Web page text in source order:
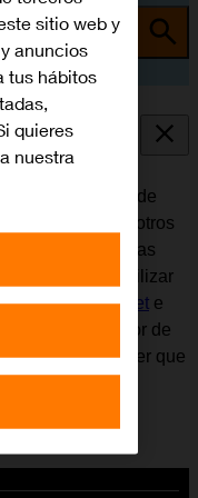
donde se puede
con otros
comentar las
Antes de utilizar
para internet e
el desarrollador de
por eso puede ser que
de esta
sitio web y
anuncios
tus hábitos
quieres
nuestra